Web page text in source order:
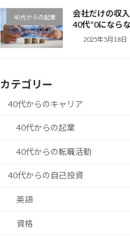
40代からの起業
会社だけの収
40代“0になら
2025年5月18日
カテゴリー
40代からのキャリア
40代からの起業
40代からの転職活動
40代からの自己投資
英語
資格